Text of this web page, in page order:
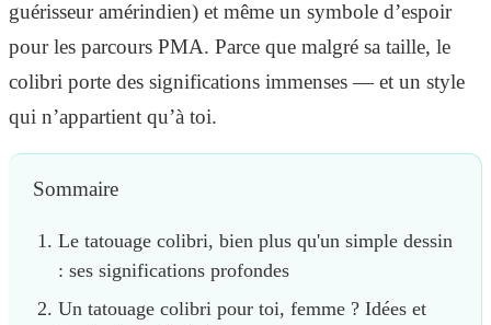
guérisseur amérindien) et même un symbole d’espoir
pour les parcours PMA. Parce que malgré sa taille, le
colibri porte des significations immenses — et un style
qui n’appartient qu’à toi.
Sommaire
Le tatouage colibri, bien plus qu'un simple dessin
: ses significations profondes
Un tatouage colibri pour toi, femme ? Idées et